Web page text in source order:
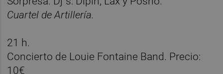
Cuartel de Artillería.
21 h.
Concierto de Louie Fontaine Band. Precio:
10€